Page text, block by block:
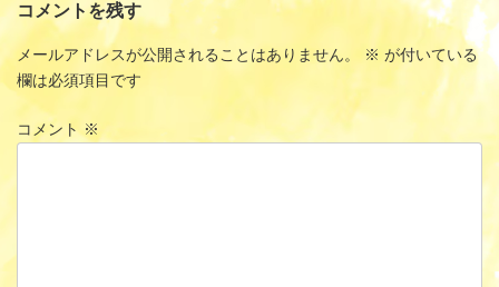
コメントを残す
メールアドレスが公開されることはありません。 ※ が付いている
欄は必須項目です
コメント ※